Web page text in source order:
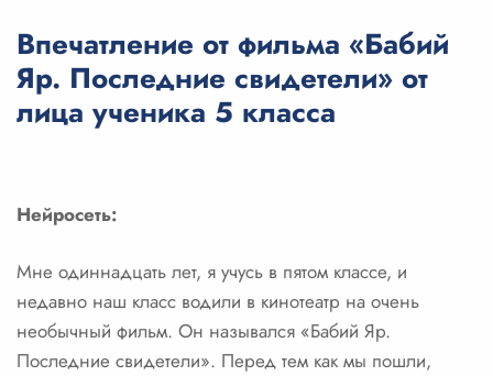
Вход
Вход с Telegram
Впечатление от фильма «Бабий
Яр. Последние свидетели» от
лица ученика 5 класса
Нейросеть:
Мне одиннадцать лет, я учусь в пятом классе, и
недавно наш класс водили в кинотеатр на очень
необычный фильм. Он назывался «Бабий Яр.
Последние свидетели». Перед тем как мы пошли,